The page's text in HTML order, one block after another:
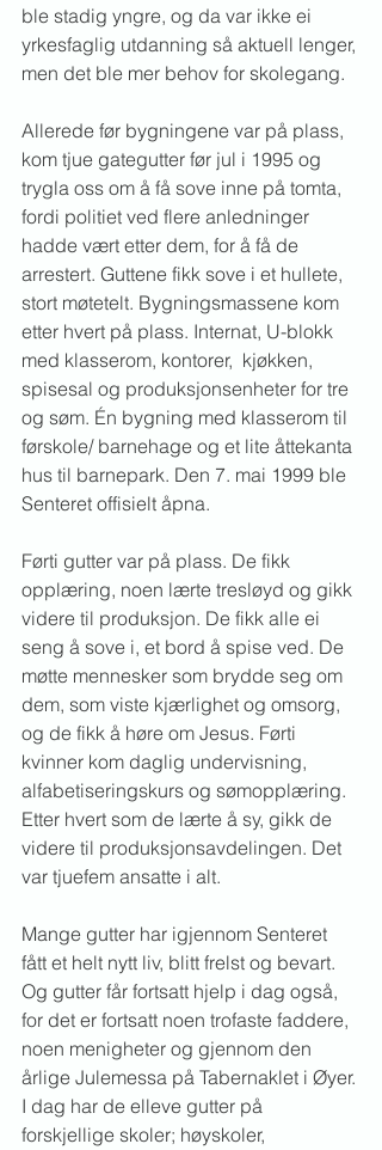
ble stadig yngre, og da var ikke ei
yrkesfaglig utdanning så aktuell lenger,
men det ble mer behov for skolegang.
Allerede før bygningene var på plass,
kom tjue gategutter før jul i 1995 og
trygla oss om å få sove inne på tomta,
fordi politiet ved flere anledninger
hadde vært etter dem, for å få de
arrestert. Guttene fikk sove i et hullete,
stort møtetelt. Bygningsmassene kom
etter hvert på plass. Internat, U-blokk
med klasserom, kontorer,  kjøkken,
spisesal og produksjonsenheter for tre
og søm. Én bygning med klasserom til
førskole/ barnehage og et lite åttekanta
hus til barnepark. Den 7. mai 1999 ble
Senteret offisielt åpna.
Førti gutter var på plass. De fikk
opplæring, noen lærte tresløyd og gikk
videre til produksjon. De fikk alle ei
seng å sove i, et bord å spise ved. De
møtte mennesker som brydde seg om
dem, som viste kjærlighet og omsorg,
og de fikk å høre om Jesus. Førti
kvinner kom daglig undervisning,
alfabetiseringskurs og sømopplæring.
Etter hvert som de lærte å sy, gikk de
videre til produksjonsavdelingen. Det
var tjuefem ansatte i alt.
Mange gutter har igjennom Senteret
fått et helt nytt liv, blitt frelst og bevart.
Og gutter får fortsatt hjelp i dag også,
for det er fortsatt noen trofaste faddere,
noen menigheter og gjennom den
årlige Julemessa på Tabernaklet i Øyer.
I dag har de elleve gutter på
forskjellige skoler; høyskoler,